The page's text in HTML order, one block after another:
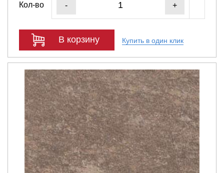
Кол-во - +
В корзину Купить в один клик